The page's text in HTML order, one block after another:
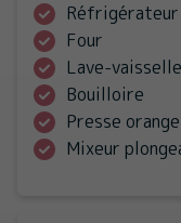
Réfrigérateur
Four
Lave-vaisselle
Bouilloire
Presse orange
Mixeur